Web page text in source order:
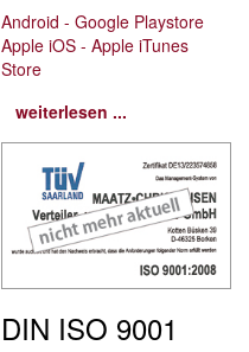
Android - Google Playstore
Apple iOS - Apple iTunes
Store
weiterlesen ...
DIN ISO 9001